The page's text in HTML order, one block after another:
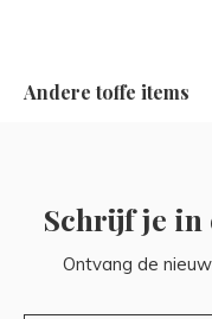
Andere toffe items
Schrijf je in
Ontvang de